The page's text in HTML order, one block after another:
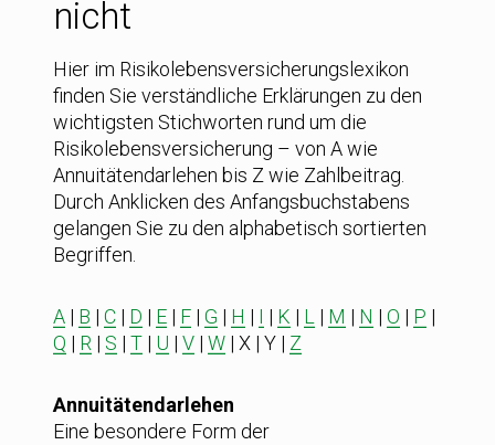
nicht
Hier im Risikolebensversicherungslexikon
finden Sie verständliche Erklärungen zu den
wichtigsten Stichworten rund um die
Risikolebensversicherung – von A wie
Annuitätendarlehen bis Z wie Zahlbeitrag.
Durch Anklicken des Anfangsbuchstabens
gelangen Sie zu den alphabetisch sortierten
Begriffen.
A | B | C | D | E | F | G | H | I | K | L | M | N | O | P |
Q | R | S | T | U | V | W | X | Y | Z
Annuitätendarlehen
Eine besondere Form der